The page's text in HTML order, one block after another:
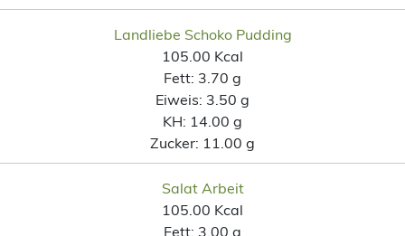
Landliebe Schoko Pudding
105.00 Kcal
Fett: 3.70 g
Eiweis: 3.50 g
KH: 14.00 g
Zucker: 11.00 g
Salat Arbeit
105.00 Kcal
Fett: 3.00 g